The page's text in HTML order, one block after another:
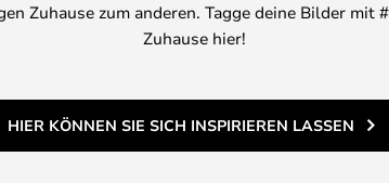
Zuhause zum anderen. Tagge deine Bilder
Zuhause hier!
HIER KÖNNEN SIE SICH INSPIRIEREN LASSEN